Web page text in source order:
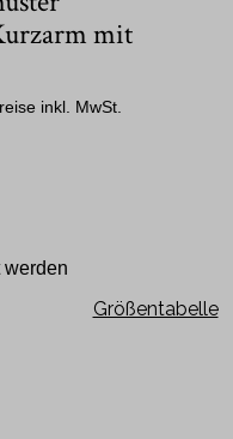
mit
inkl. MwSt.
werden
Größentabelle